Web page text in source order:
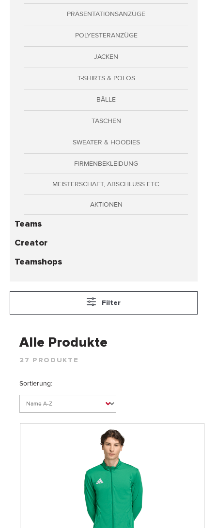
Adressen
Zahlungsarten
Bestellungen
Widerruf erklären
PRÄSENTATIONSANZÜGE
POLYESTERANZÜGE
JACKEN
T-SHIRTS & POLOS
BÄLLE
TASCHEN
SWEATER & HOODIES
FIRMENBEKLEIDUNG
MEISTERSCHAFT, ABSCHLUSS ETC.
AKTIONEN
Teams
Creator
Teamshops
Filter
Alle Produkte
27 PRODUKTE
Sortierung: